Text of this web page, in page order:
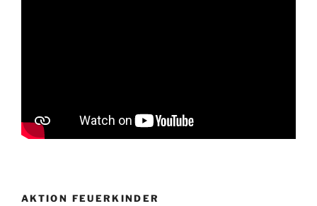
AKTION FEUERKINDER